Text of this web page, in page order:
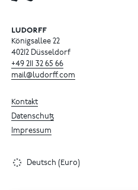
Königsallee 22
40212 Düsseldorf
+49 211 32 65 66
mail@ludorff.com
Kontakt
Datenschutz
Impressum
Deutsch (Euro)